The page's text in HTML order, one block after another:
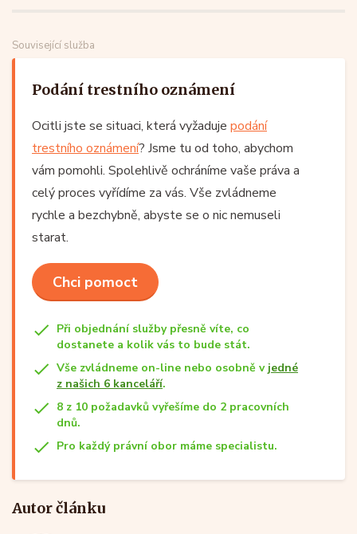
Související služba
Podání trestního oznámení
Ocitli jste se situaci, která vyžaduje podání
trestního oznámení? Jsme tu od toho, abychom
vám pomohli. Spolehlivě ochráníme vaše práva a
celý proces vyřídíme za vás. Vše zvládneme
rychle a bezchybně, abyste se o nic nemuseli
starat.
Chci pomoct
Při objednání služby přesně víte, co
dostanete a kolik vás to bude stát.
Vše zvládneme on-line nebo osobně v jedné
z našich 6 kanceláří.
8 z 10 požadavků vyřešíme do 2 pracovních
dnů.
Pro každý právní obor máme specialistu.
Autor článku